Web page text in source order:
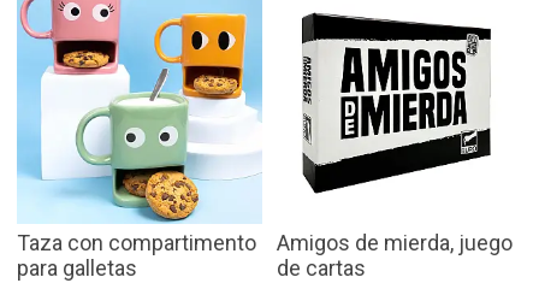
Taza con compartimento
para galletas
Amigos de mierda, juego
de cartas